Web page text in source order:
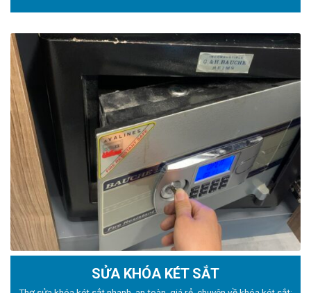
SỬA KHÓA KÉT SẮT